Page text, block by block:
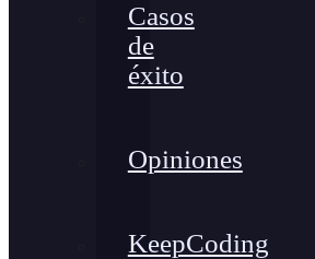
Casos
de
éxito
Opiniones
KeepCoding